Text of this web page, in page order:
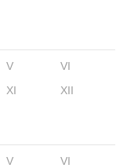
V
VI
XI XII
V
VI